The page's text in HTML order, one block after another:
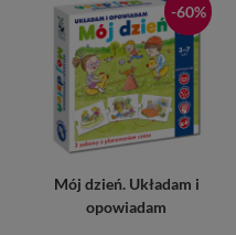
-60%
Mój dzień. Układam i
opowiadam